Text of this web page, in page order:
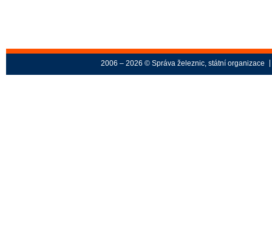
2006 – 2026 © Správa železnic, státní organizace